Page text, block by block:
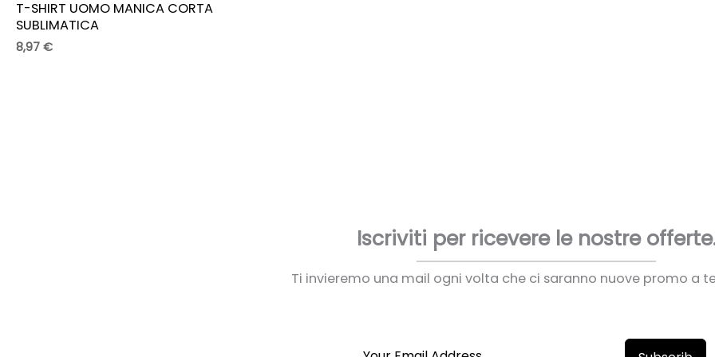
T-SHIRT UOMO MANICA CORTA
SUBLIMATICA
8,97 €
Iscriviti per ricevere le nostre
Ti invieremo una mail ogni volta che ci saranno nuove promo a